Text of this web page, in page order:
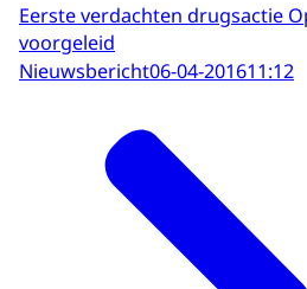
Eerste verdachten drugsactie
voorgeleid
Nieuwsbericht06-04-201611:12